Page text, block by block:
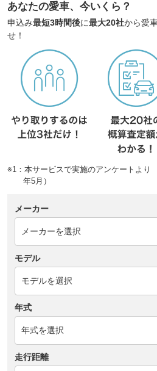
あなたの愛車、今いくら？
申込み最短3時間後に最大20社から愛
せ！
※1：本サービスで実施のアンケートより
年5月）
メーカー
モデル
年式
走行距離